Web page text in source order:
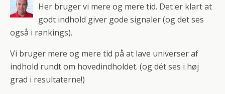
Her bruger vi mere og mere tid. Det er klart at
godt indhold giver gode signaler (og det ses
også i rankings).
Vi bruger mere og mere tid på at lave universer af
indhold rundt om hovedindholdet. (og dét ses i høj
grad i resultaterne!)